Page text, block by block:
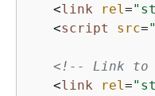
<link rel=
<script src=
<!-- Link to
<link rel=